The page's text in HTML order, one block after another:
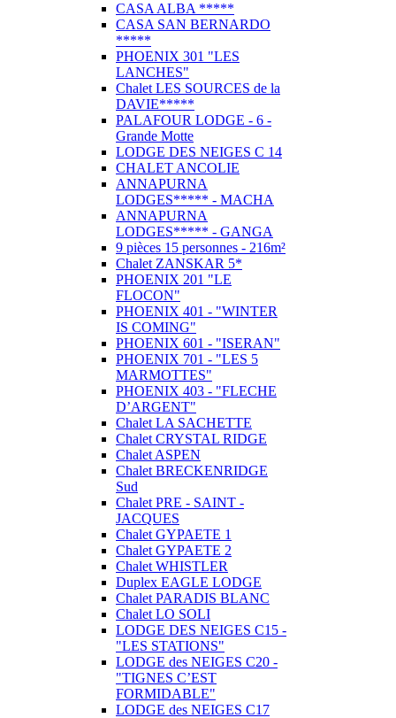
CASA ALBA *****
CASA SAN BERNARDO
*****
PHOENIX 301 "LES
LANCHES"
Chalet LES SOURCES de la
DAVIE*****
PALAFOUR LODGE - 6 -
Grande Motte
LODGE DES NEIGES C 14
CHALET ANCOLIE
ANNAPURNA
LODGES***** - MACHA
ANNAPURNA
LODGES***** - GANGA
9 pièces 15 personnes - 216m²
Chalet ZANSKAR 5*
PHOENIX 201 "LE
FLOCON"
PHOENIX 401 - "WINTER
IS COMING"
PHOENIX 601 - "ISERAN"
PHOENIX 701 - "LES 5
MARMOTTES"
PHOENIX 403 - "FLECHE
D’ARGENT"
Chalet LA SACHETTE
Chalet CRYSTAL RIDGE
Chalet ASPEN
Chalet BRECKENRIDGE
Sud
Chalet PRE - SAINT -
JACQUES
Chalet GYPAETE 1
Chalet GYPAETE 2
Chalet WHISTLER
Duplex EAGLE LODGE
Chalet PARADIS BLANC
Chalet LO SOLI
LODGE DES NEIGES C15 -
"LES STATIONS"
LODGE des NEIGES C20 -
"TIGNES C’EST
FORMIDABLE"
LODGE des NEIGES C17